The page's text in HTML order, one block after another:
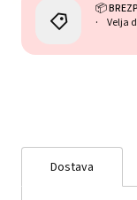
📦
Velja
Dostava